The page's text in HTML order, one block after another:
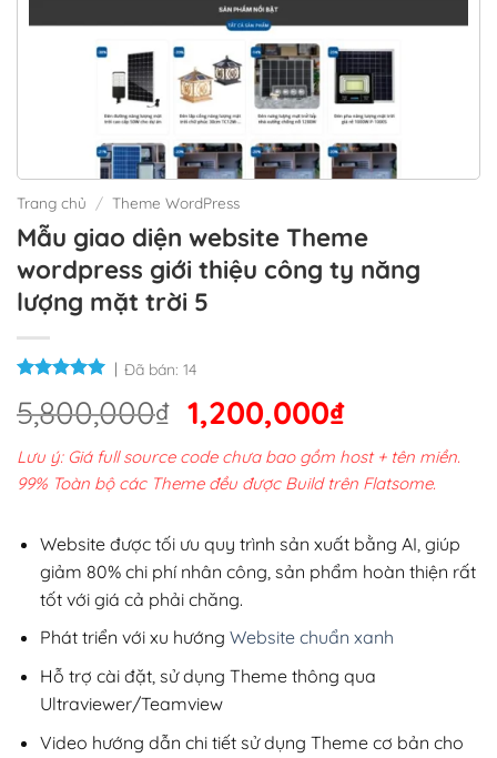
Trang chủ / Theme WordPress
Mẫu giao diện website Theme
wordpress giới thiệu công ty năng
lượng mặt trời 5
Đã bán: 14
5,800,000₫ Giá
gốc
là:
5,800,000₫.
1,200,000₫Giá
hiện
tại
Lưu ý: Giá full source code chưa bao gồm host + tên miền.
99% Toàn bộ các Theme đều được Build trên Flatsome.
Website được tối ưu quy trình sản xuất bằng AI, giúp
giảm 80% chi phí nhân công, sản phẩm hoàn thiện rất
tốt với giá cả phải chăng.
Phát triển với xu hướng Website chuẩn xanh
Hỗ trợ cài đặt, sử dụng Theme thông qua
Ultraviewer/Teamview
Video hướng dẫn chi tiết sử dụng Theme cơ bản cho